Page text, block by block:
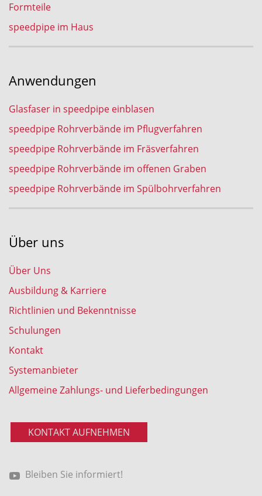
Formteile
speedpipe im Haus
Anwendungen
Glasfaser in speedpipe einblasen
speedpipe Rohrverbände im Pflugverfahren
speedpipe Rohrverbände im Fräsverfahren
speedpipe Rohrverbände im offenen Graben
speedpipe Rohrverbände im Spülbohrverfahren
Über uns
Über Uns
Ausbildung & Karriere
Richtlinien und Bekenntnisse
Schulungen
Kontakt
Systemanbieter
Allgemeine Zahlungs- und Lieferbedingungen
KONTAKT AUFNEHMEN
Bleiben Sie informiert!